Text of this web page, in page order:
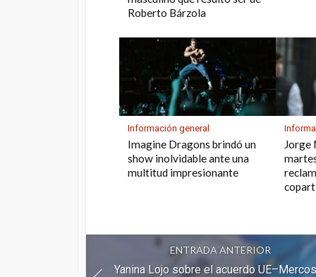
Roberto Bárzola
Información general
Imagine Dragons brindó un
show inolvidable ante una
multitud impresionante
Jorge
ENTRADA ANTERIOR
Yanina Lojo sobre el acuerdo